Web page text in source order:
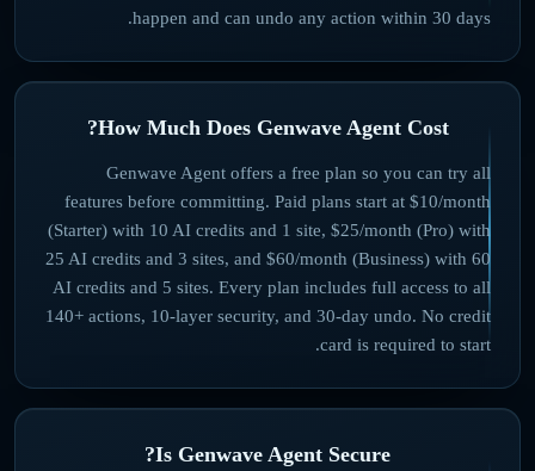
happen and can undo any action within 30 days.
How Much Does Genwave Agent Cost?
Genwave Agent offers a free plan so you can try all
features before committing. Paid plans start at $10/month
(Starter) with 10 AI credits and 1 site, $25/month (Pro) with
25 AI credits and 3 sites, and $60/month (Business) with 60
AI credits and 5 sites. Every plan includes full access to all
140+ actions, 10-layer security, and 30-day undo. No credit
card is required to start.
Is Genwave Agent Secure?